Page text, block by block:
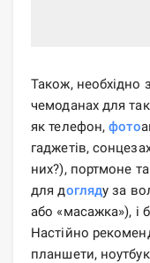
Також, необхідно
чемоданах для
як телефон,фото
гаджетів,
них?), портмоне
для догляду за
або «масажка»), і
Настійно
планшети,